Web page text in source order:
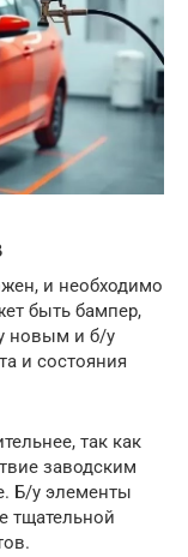
и необходимо
быть бампер,
новым и б/у
и состояния
так как
заводским
Б/у элементы
тщательной